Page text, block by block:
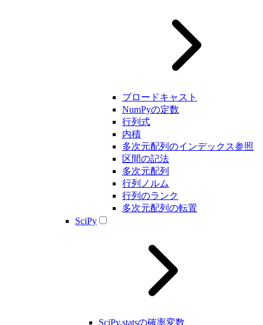
ブロードキャスト
NumPyの定数
行列式
内積
多次元配列のインデックス参照
区間の記法
多次元配列
行列ノルム
行列のランク
多次元配列の転置
SciPy
SciPy.statsの確率変数